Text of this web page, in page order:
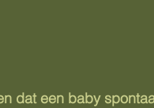
dat een baby